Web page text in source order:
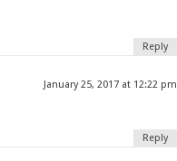
Reply
January 25, 2017 at 12:22 pm
Reply